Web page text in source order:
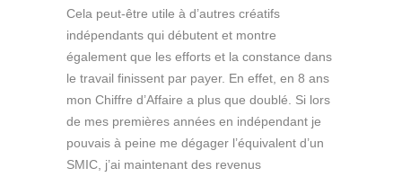
Cela peut-être utile à d’autres créatifs
indépendants qui débutent et montre
également que les efforts et la constance dans
le travail finissent par payer. En effet, en 8 ans
mon Chiffre d’Affaire a plus que doublé. Si lors
de mes premières années en indépendant je
pouvais à peine me dégager l’équivalent d’un
SMIC, j’ai maintenant des revenus